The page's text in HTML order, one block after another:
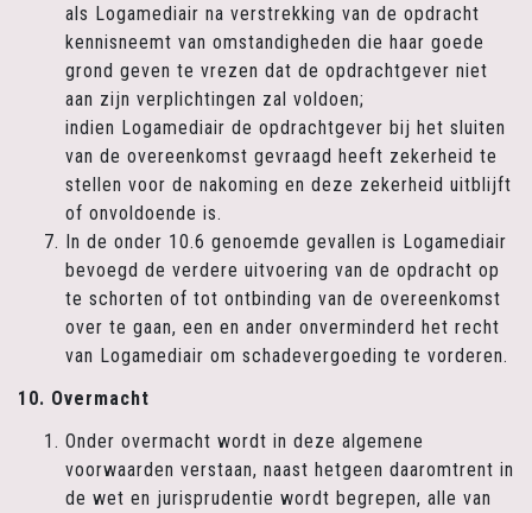
als Logamediair na verstrekking van de opdracht
kennisneemt van omstandigheden die haar goede
grond geven te vrezen dat de opdrachtgever niet
aan zijn verplichtingen zal voldoen;
indien Logamediair de opdrachtgever bij het sluiten
van de overeenkomst gevraagd heeft zekerheid te
stellen voor de nakoming en deze zekerheid uitblijft
of onvoldoende is.
In de onder 10.6 genoemde gevallen is Logamediair
bevoegd de verdere uitvoering van de opdracht op
te schorten of tot ontbinding van de overeenkomst
over te gaan, een en ander onverminderd het recht
van Logamediair om schadevergoeding te vorderen.
10. Overmacht
Onder overmacht wordt in deze algemene
voorwaarden verstaan, naast hetgeen daaromtrent in
de wet en jurisprudentie wordt begrepen, alle van